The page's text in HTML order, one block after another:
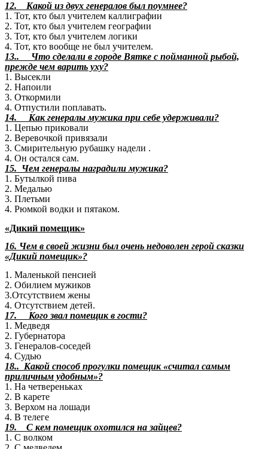
12. Какой из двух генералов был поумнее?
1. Тот, кто был учителем каллиграфии
2. Тот, кто был учителем географии
3. Тот, кто был учителем логики
4. Тот, кто вообще не был учителем.
13.. Что сделали в городе Вятке с пойманной рыбой,
прежде чем варить уху?
1. Высекли
2. Напоили
3. Откормили
4. Отпустили поплавать.
14. Как генералы мужика при себе удерживали?
1. Цепью приковали
2. Веревочкой привязали
3. Смирительную рубашку надели .
4. Он остался сам.
15. Чем генералы наградили мужика?
1. Бутылкой пива
2. Медалью
3. Плетьми
4. Рюмкой водки и пятаком.
«Дикий помещик»
16. Чем в своей жизни был очень недоволен герой сказки
«Дикий помещик»?
1. Маленькой пенсией
2. Обилием мужиков
3.Отсутствием жены
4. Отсутствием детей.
17. Кого звал помещик в гости?
1. Медведя
2. Губернатора
3. Генералов-соседей
4. Судью
18.. Какой способ прогулки помещик «считал самым
приличным удобным»?
1. На четвереньках
2. В карете
3. Верхом на лошади
4. В телеге
19. С кем помещик охотился на зайцев?
1. С волком